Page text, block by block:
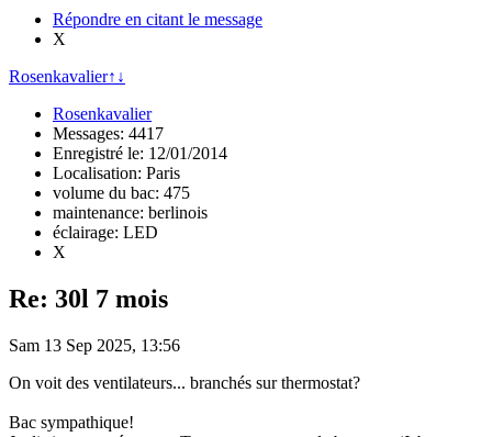
Répondre en citant le message
X
Rosenkavalier↑ ↓
Rosenkavalier
Messages: 4417
Enregistré le: 12/01/2014
Localisation: Paris
volume du bac: 475
maintenance: berlinois
éclairage: LED
X
Re: 30l 7 mois
Sam 13 Sep 2025, 13:56
On voit des ventilateurs... branchés sur thermostat?
Bac sympathique!